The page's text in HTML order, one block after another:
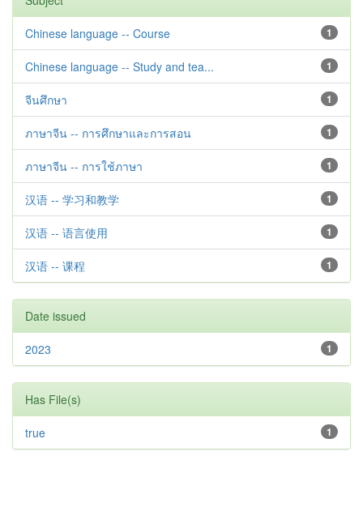
1
Chinese language -- Course
1
Chinese language -- Study and tea...
1
จีนศึกษา
1
ภาษาจีน -- การศึกษาและการสอน
1
ภาษาจีน -- การใช้ภาษา
1
汉语 -- 学习和教学
1
汉语 -- 语言使用
1
汉语 -- 课程
Date issued
1
2023
Has File(s)
1
true